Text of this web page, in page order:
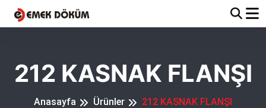
212 KASNAK FLANŞI
Anasayfa Ürünler 212 KASNAK FLANŞI